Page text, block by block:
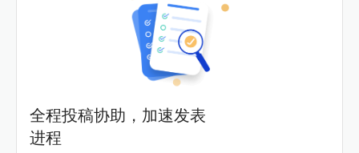
全程投稿协助，加速发表
进程